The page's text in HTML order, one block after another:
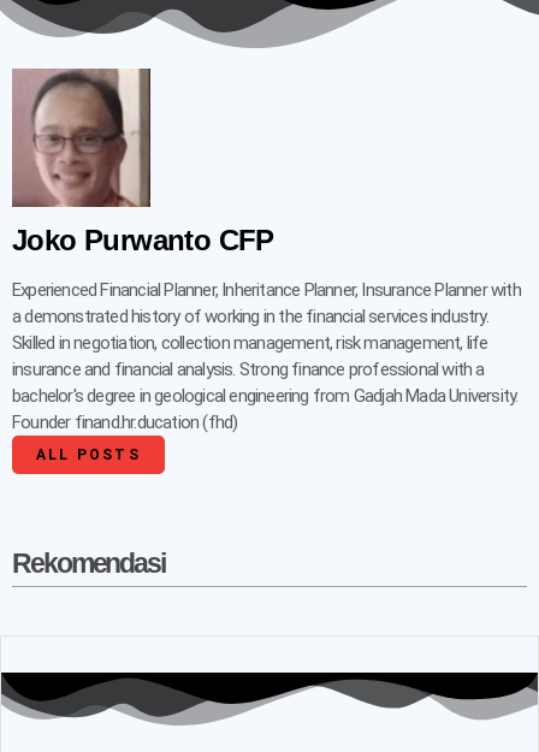
Joko Purwanto CFP
Experienced Financial Planner, Inheritance Planner, Insurance Planner with
a demonstrated history of working in the financial services industry.
Skilled in negotiation, collection management, risk management, life
insurance and financial analysis. Strong finance professional with a
bachelor's degree in geological engineering from Gadjah Mada University.
Founder finand.hr.ducation (fhd)
ALL POSTS
Rekomendasi